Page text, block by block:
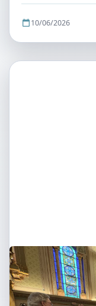
10/06/2026